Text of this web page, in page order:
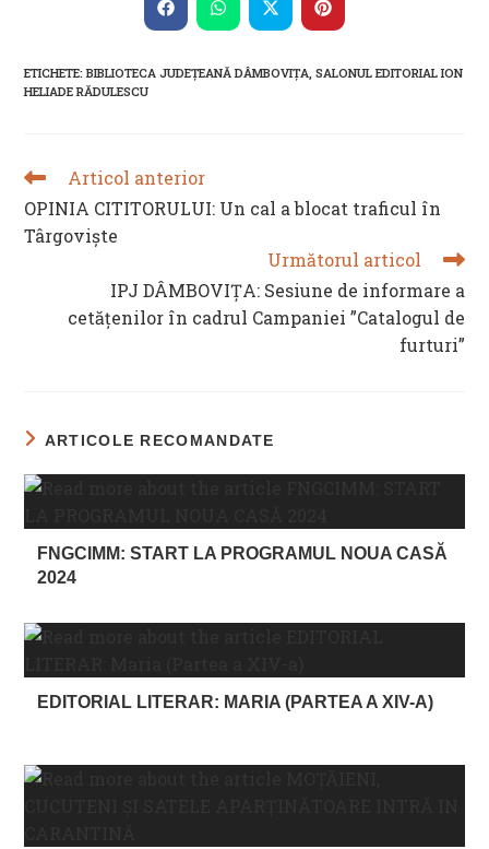
CONTENT
Opens
in
window
Opens
in
window
Opens
in
window
Opens
in
window
ETICHETE:BIBLIOTECA JUDEȚEANĂ DÂMBOVIȚA SALONUL EDITORIAL ION
HELIADE RĂDULESCU
READ
ARTICLES
Articol anterior
OPINIA CITITORULUI: Un cal a blocat traficul în
Târgoviște
Următorul articol
IPJ DÂMBOVIȚA: Sesiune de informare a
cetățenilor în cadrul Campaniei ”Catalogul de
furturi”
ARTICOLE RECOMANDATE
FNGCIMM: START LA PROGRAMUL NOUA CASĂ
2024
EDITORIAL LITERAR: MARIA (PARTEA A XIV-A)